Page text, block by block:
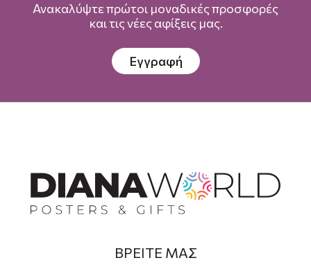
Ανακαλύψτε πρώτοι μοναδικές προσφορές
και τις νέες αφίξεις μας.
Εγγραφή
ΒΡΕΙΤΕ ΜΑΣ